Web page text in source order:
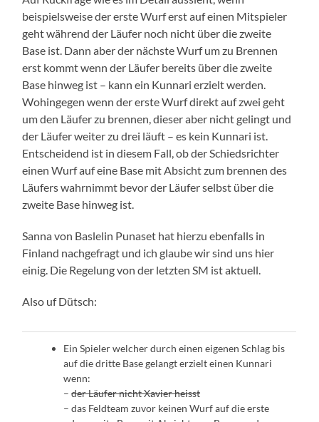
beispielsweise der erste Wurf erst auf einen Mitspieler
geht während der Läufer noch nicht über die zweite
Base ist. Dann aber der nächste Wurf um zu Brennen
erst kommt wenn der Läufer bereits über die zweite
Base hinweg ist – kann ein Kunnari erzielt werden.
Wohingegen wenn der erste Wurf direkt auf zwei geht
um den Läufer zu brennen, dieser aber nicht gelingt und
der Läufer weiter zu drei läuft – es kein Kunnari ist.
Entscheidend ist in diesem Fall, ob der Schiedsrichter
einen Wurf auf eine Base mit Absicht zum brennen des
Läufers wahrnimmt bevor der Läufer selbst über die
zweite Base hinweg ist.
Sanna von Baslelin Punaset hat hierzu ebenfalls in
Finland nachgefragt und ich glaube wir sind uns hier
einig. Die Regelung von der letzten SM ist aktuell.
Also uf Dütsch:
Ein Spieler welcher durch einen eigenen Schlag bis
auf die dritte Base gelangt erzielt einen Kunnari
wenn:
–der Läufer nicht Xavier heisst
– das Feldteam zuvor keinen Wurf auf die erste